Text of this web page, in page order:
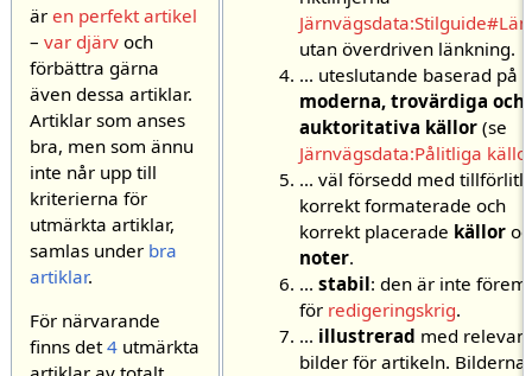
ären perfekt artikel
–var djärv och
förbättra gärna
även dessa artiklar.
Artiklar som anses
bra, men som ännu
inte når upp till
kriterierna för
utmärkta artiklar,
samlas under bra
artiklar.
För närvarande
finns det4 utmärkta
utan överdriven länkning.
... uteslutande baserad på
moderna, trovärdiga och
auktoritativa källor(se
Järnvägsdata:Pålitliga
... väl försedd med
korrekt formaterade och
korrekt placerade källor
noter.
... stabil: den är inte
för redigeringskrig.
... illustrerad med
bilder för artikeln. Bilderna